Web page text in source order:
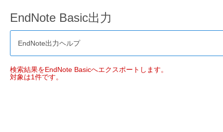
EndNote Basic出力
EndNote出力ヘルプ
検索結果をEndNote Basicへエクスポートします。
対象は1件です。